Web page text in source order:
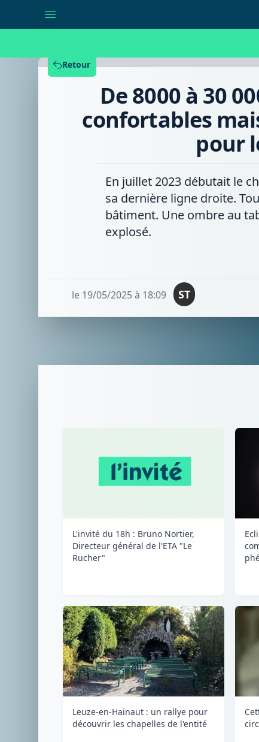
Retour
De 8000 à 30
confortables
pour
En juillet 2023 débutait le
sa dernière ligne droite.
bâtiment. Une ombre au
explosé.
le 19/05/2025 à 18:09 ST
L'invité du 18h : Bruno Nortier,
Directeur général de l'ETA "Le
Rucher"
Leuze-en-Hainaut : un rallye pour
découvrir les chapelles de l'entité